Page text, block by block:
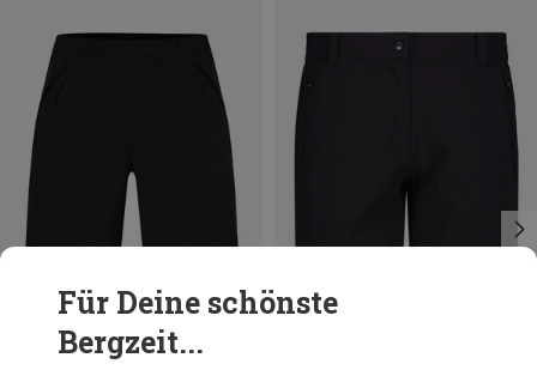
Du sparst 38%
Für Deine schönste
Bergzeit...